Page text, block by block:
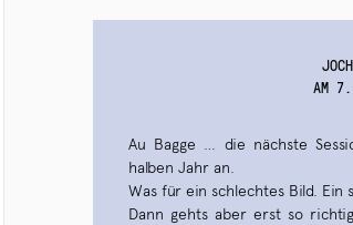
AM
Au Bagge … die nächste
halben Jahr an.
Was für ein schlechtes Bild. Ein
Dann gehts aber erst so